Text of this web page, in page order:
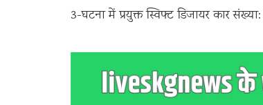
3-घटना में प्रयुक्त स्विफ्ट डिजायर कार